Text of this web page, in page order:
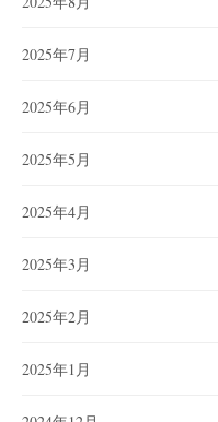
2025年7月
2025年6月
2025年5月
2025年4月
2025年3月
2025年2月
2025年1月